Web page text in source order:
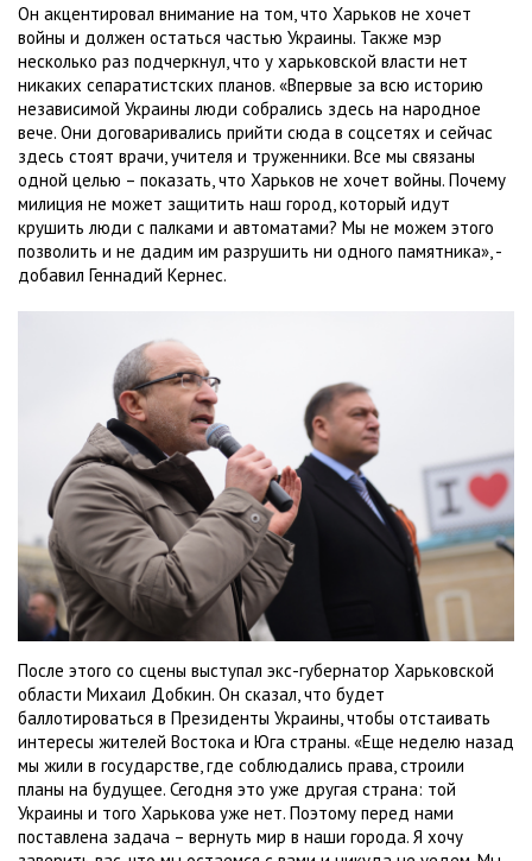
Он акцентировал внимание на том, что Харьков не хочет
войны и должен остаться частью Украины. Также мэр
несколько раз подчеркнул, что у харьковской власти нет
никаких сепаратистских планов. «Впервые за всю историю
независимой Украины люди собрались здесь на народное
вече. Они договаривались прийти сюда в соцсетях и сейчас
здесь стоят врачи, учителя и труженники. Все мы связаны
одной целью – показать, что Харьков не хочет войны. Почему
милиция не может защитить наш город, который идут
крушить люди с палками и автоматами? Мы не можем этого
позволить и не дадим им разрушить ни одного памятника», -
добавил Геннадий Кернес.
После этого со сцены выступал экс-губернатор Харьковской
области Михаил Добкин. Он сказал, что будет
баллотироваться в Президенты Украины, чтобы отстаивать
интересы жителей Востока и Юга страны. «Еще неделю назад
мы жили в государстве, где соблюдались права, строили
планы на будущее. Сегодня это уже другая страна: той
Украины и того Харькова уже нет. Поэтому перед нами
поставлена задача – вернуть мир в наши города. Я хочу